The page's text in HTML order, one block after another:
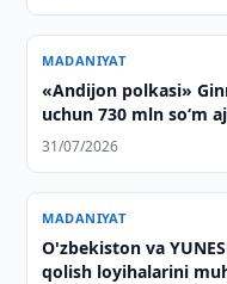
MADANIYAT
«Andijon polkasi»
uchun 730 mln so‘m
31/07/2026
MADANIYAT
O'zbekiston va
qolish loyihalarini